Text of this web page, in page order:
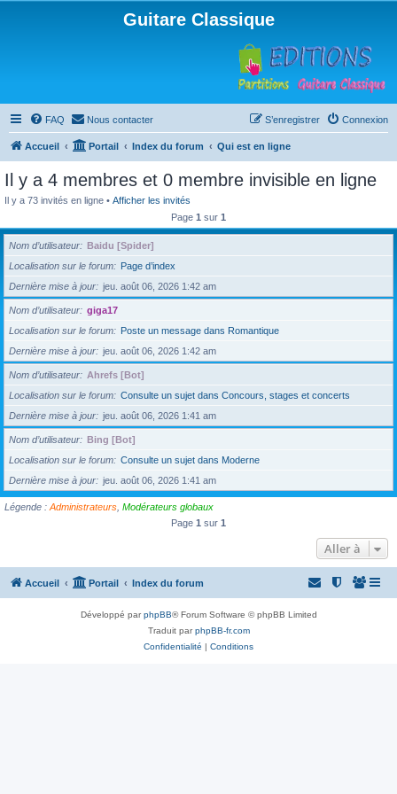
Guitare Classique
FAQ Nous contacter Connexion
S’enregistrer
Accueil Portail Index du forum Qui est en ligne
Il y a 4 membres et 0 membre invisible en ligne
Il y a 73 invités en ligne • Afficher les invités
Page 1 sur 1
Nom d’utilisateur
Baidu [Spider]
Localisation sur le forum
Page d’index
Dernière mise à jour
jeu. août 06, 2026 1:42 am
Nom d’utilisateur
giga17
Localisation sur le forum
Poste un message dans Romantique
Dernière mise à jour
jeu. août 06, 2026 1:42 am
Nom d’utilisateur
Ahrefs [Bot]
Localisation sur le forum
Consulte un sujet dans Concours, stages et concerts
Dernière mise à jour
jeu. août 06, 2026 1:41 am
Nom d’utilisateur
Bing [Bot]
Localisation sur le forum
Consulte un sujet dans Moderne
Dernière mise à jour
jeu. août 06, 2026 1:41 am
Légende : Administrateurs Modérateurs globaux
Page 1 sur 1
Aller à
Accueil Portail Index du forum
Développé parphpBB® Forum Software © phpBB Limited
Traduit parphpBB-fr.com
Confidentialité | Conditions